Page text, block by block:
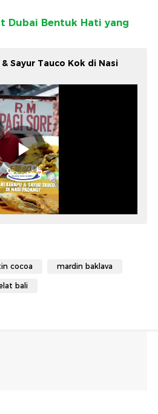
Dubai Bentuk Hati yang
Sayur Tauco Kok di Nasi
cocoa mardin baklava
bali